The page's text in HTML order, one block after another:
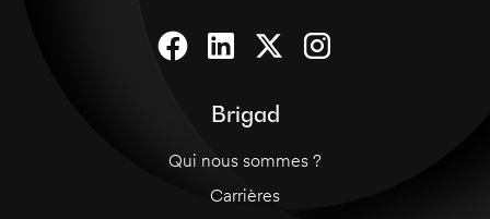
Brigad
Qui nous sommes ?
Carrières